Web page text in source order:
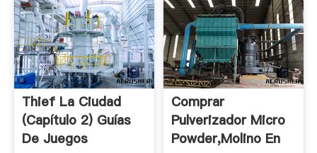
Thief La Ciudad
(capítulo 2) Guías
De Juegos
Comprar
Pulverizador Micro
Powder,Molino En